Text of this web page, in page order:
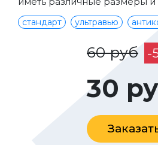
стандарт ультравью
60 руб -
30